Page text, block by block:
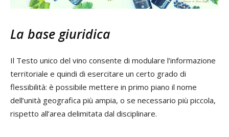
La base giuridica
Il Testo unico del vino consente di modulare l’informazione
territoriale e quindi di esercitare un certo grado di
flessibilità: è possibile mettere in primo piano il nome
dell’unità geografica più ampia, o se necessario più piccola,
rispetto all’area delimitata dal disciplinare.